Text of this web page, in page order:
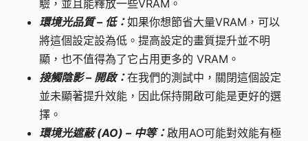
驗，並且能釋放一些VRAM。
環境光品質 – 低：如果你想節省大量VRAM，可以
將這個設定設為低。提高設定的畫質提升並不明
顯，也不值得為了它占用更多的 VRAM。
接觸陰影 – 開啟：在我們的測試中，關閉這個設定
並未顯著提升效能，因此保持開啟可能是更好的選
擇。
環境光遮蔽 (AO) – 中等：啟用AO可能對效能有極